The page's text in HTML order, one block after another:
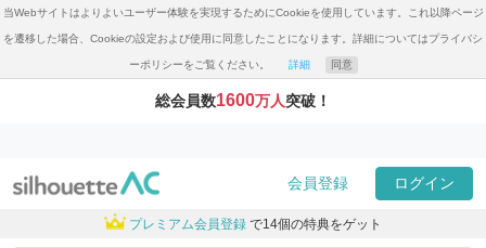
当Webサイトはよりよいユーザー体験を実現するためにCookieを使用しています。これ以降ページ
を遷移した場合、Cookieの設定および使用に同意したことになります。詳細についてはプライバシ
ーポリシーをご覧ください。 詳細 同意
総会員数1600万人突破！
会員登録 ログイン
プレミアム会員登録 で14個の特典をゲット